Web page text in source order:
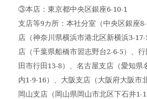
③本店：東京都中央区銀座6-10-1
支店等9カ所：本社分室（中央区銀座
店（神奈川県横浜市港北区新横浜3-
店（千葉県船橋市習志野台2-6-5）、
田市行田13-8）、名古屋支店（愛知県
内1-9-16）、大阪支店（大阪府大阪市
岡山支店（岡山県岡山市北区下石井1-